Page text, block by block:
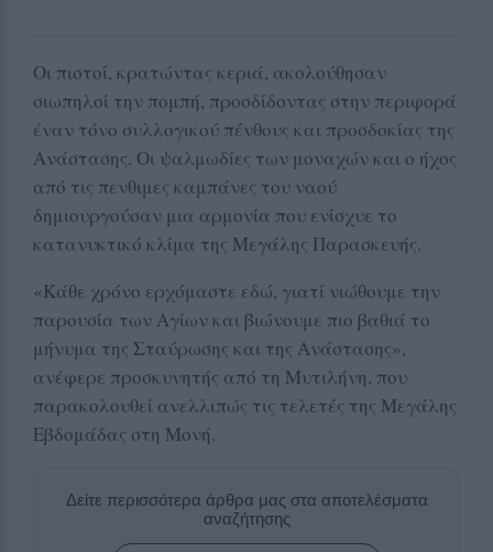
Οι πιστοί, κρατώντας κεριά, ακολούθησαν
σιωπηλοί την πομπή, προσδίδοντας στην περιφορά
έναν τόνο συλλογικού πένθους και προσδοκίας της
Ανάστασης. Οι ψαλμωδίες των μοναχών και ο ήχος
από τις πενθιμες καμπάνες του ναού
δημιουργούσαν μια αρμονία που ενίσχυε το
κατανυκτικό κλίμα της Μεγάλης Παρασκευής.
«Κάθε χρόνο ερχόμαστε εδώ, γιατί νιώθουμε την
παρουσία των Αγίων και βιώνουμε πιο βαθιά το
μήνυμα της Σταύρωσης και της Ανάστασης»,
ανέφερε προσκυνητής από τη Μυτιλήνη, που
παρακολουθεί ανελλιπώς τις τελετές της Μεγάλης
Εβδομάδας στη Μονή.
Δείτε περισσότερα άρθρα μας στα αποτελέσματα
αναζήτησης